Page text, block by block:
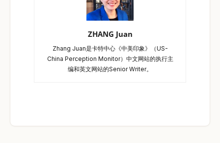
ZHANG Juan
Zhang Juan是卡特中心《中美印象》（US-
China Perception Monitor）中文网站的执行主
编和英文网站的Senior Writer。